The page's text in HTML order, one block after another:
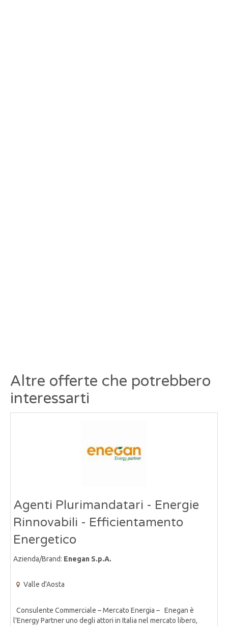
Altre offerte che potrebbero
interessarti
Agenti Plurimandatari - Energie
Rinnovabili - Efficientamento
Energetico
Azienda/Brand: Enegan S.p.A.
Valle d'Aosta
Consulente Commerciale – Mercato Energia – Enegan è
l'Energy Partner uno degli attori in Italia nel mercato libero,